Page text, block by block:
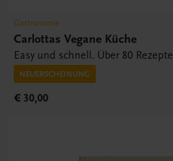
Gastronomie
Carlottas Vegane Küche
Easy und schnell. Über 80 Rezepte
NEUERSCHEINUNG
€ 30,00